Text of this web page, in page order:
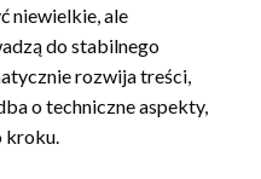
niewielkie, ale
do stabilnego
rozwija treści,
o techniczne aspekty,
kroku.